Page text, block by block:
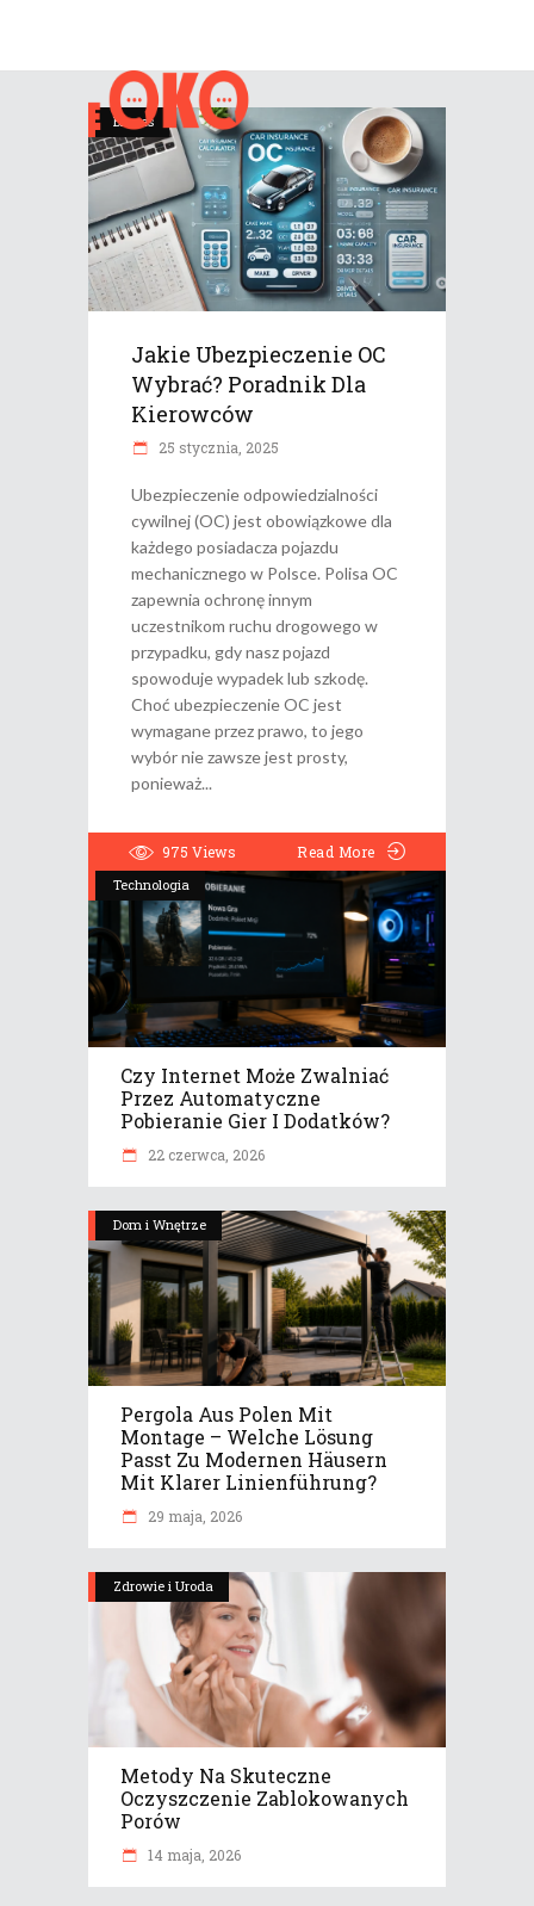
Biznes
Jakie Ubezpieczenie OC
Wybrać? Poradnik Dla
Kierowców
25 stycznia, 2025
Ubezpieczenie odpowiedzialności
cywilnej (OC) jest obowiązkowe dla
każdego posiadacza pojazdu
mechanicznego w Polsce. Polisa OC
zapewnia ochronę innym
uczestnikom ruchu drogowego w
przypadku, gdy nasz pojazd
spowoduje wypadek lub szkodę.
Choć ubezpieczenie OC jest
wymagane przez prawo, to jego
wybór nie zawsze jest prosty,
ponieważ
975 Views Read More
Technologia
Czy Internet Może Zwalniać
Przez Automatyczne
Pobieranie Gier I Dodatków?
22 czerwca, 2026
Dom i Wnętrze
Pergola Aus Polen Mit
Montage – Welche Lösung
Passt Zu Modernen Häusern
Mit Klarer Linienführung?
29 maja, 2026
Zdrowie i Uroda
Metody Na Skuteczne
Oczyszczenie Zablokowanych
Porów
14 maja, 2026